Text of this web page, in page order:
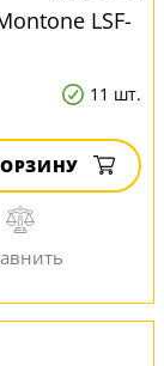
LSF-
11 шт.